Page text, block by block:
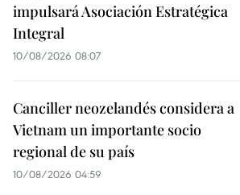
impulsará Asociación Estratégica
Integral
10/08/2026 08:07
Canciller neozelandés considera a
Vietnam un importante socio
regional de su país
10/08/2026 04:59